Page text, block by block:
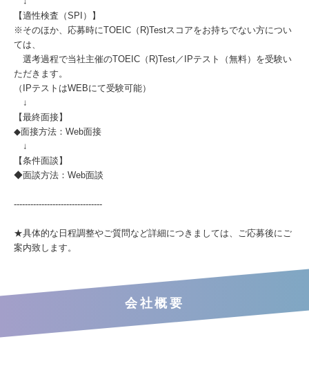
【適性検査（SPI）】
※そのほか、応募時にTOEIC（R)Testスコアをお持ちでない方につい
ては、
選考過程で当社主催のTOEIC（R)Test／IPテスト（無料）を受験い
ただきます。
（IPテストはWEBにて受験可能）
↓
【最終面接】
◆面接方法：Web面接
↓
【条件面談】
◆面談方法：Web面談
--------------------------------
★具体的な日程調整やご質問など詳細につきましては、ご応募後にご
案内致します。
会社概要